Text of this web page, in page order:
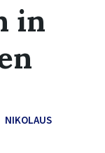
in
NIKOLAUS